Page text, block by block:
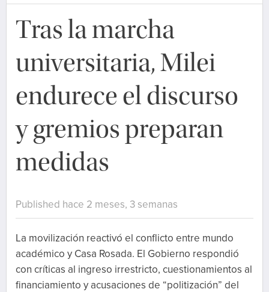
Tras la marcha
universitaria, Milei
endurece el discurso
y gremios preparan
medidas
Published hace 2 meses, 3 semanas
La movilización reactivó el conflicto entre mundo
académico y Casa Rosada. El Gobierno respondió
con críticas al ingreso irrestricto, cuestionamientos al
financiamiento y acusaciones de “politización” del